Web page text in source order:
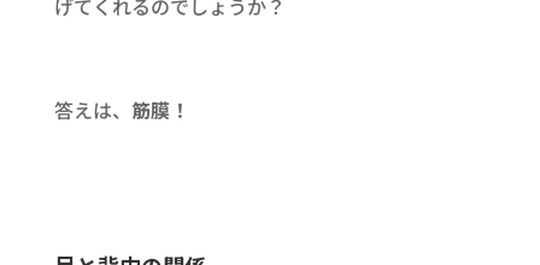
げてくれるのでしょうか？
答えは、 筋膜！